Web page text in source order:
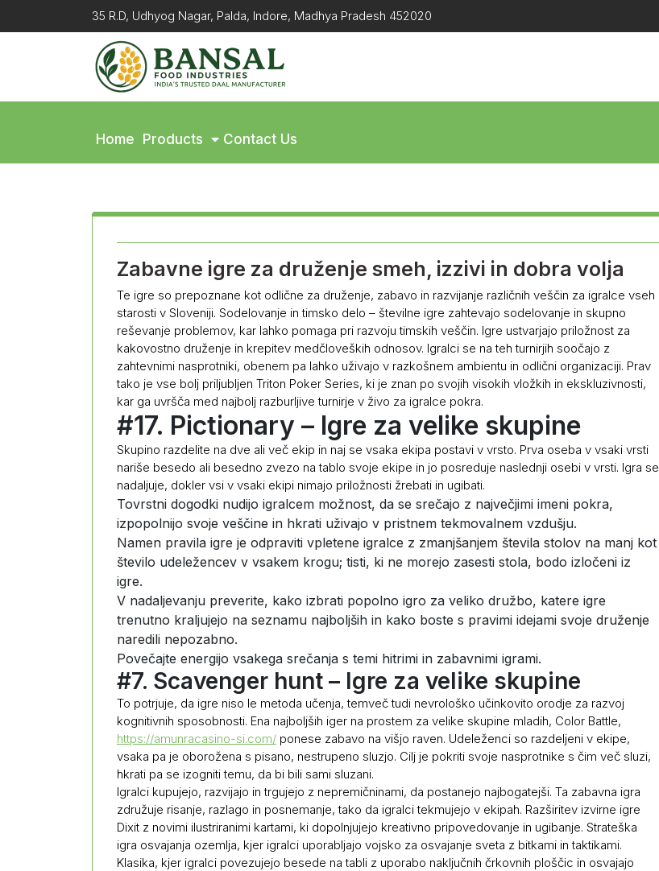
35 R.D, Udhyog Nagar, Palda, Indore, Madhya Pradesh 452020
Home Products Contact Us
Zabavne igre za druženje smeh, izzivi in dobra volja
Te igre so prepoznane kot odlične za druženje, zabavo in razvijanje različnih veščin za igralce vseh
starosti v Sloveniji. Sodelovanje in timsko delo – številne igre zahtevajo sodelovanje in skupno
reševanje problemov, kar lahko pomaga pri razvoju timskih veščin. Igre ustvarjajo priložnost za
kakovostno druženje in krepitev medčloveških odnosov. Igralci se na teh turnirjih soočajo z
zahtevnimi nasprotniki, obenem pa lahko uživajo v razkošnem ambientu in odlični organizaciji. Prav
tako je vse bolj priljubljen Triton Poker Series, ki je znan po svojih visokih vložkih in ekskluzivnosti,
kar ga uvršča med najbolj razburljive turnirje v živo za igralce pokra.
#17. Pictionary – Igre za velike skupine
Skupino razdelite na dve ali več ekip in naj se vsaka ekipa postavi v vrsto. Prva oseba v vsaki vrsti
nariše besedo ali besedno zvezo na tablo svoje ekipe in jo posreduje naslednji osebi v vrsti. Igra se
nadaljuje, dokler vsi v vsaki ekipi nimajo priložnosti žrebati in ugibati.
Tovrstni dogodki nudijo igralcem možnost, da se srečajo z največjimi imeni pokra,
izpopolnijo svoje veščine in hkrati uživajo v pristnem tekmovalnem vzdušju.
Namen pravila igre je odpraviti vpletene igralce z zmanjšanjem števila stolov na manj kot
število udeležencev v vsakem krogu; tisti, ki ne morejo zasesti stola, bodo izločeni iz
igre.
V nadaljevanju preverite, kako izbrati popolno igro za veliko družbo, katere igre
trenutno kraljujejo na seznamu najboljših in kako boste s pravimi idejami svoje druženje
naredili nepozabno.
Povečajte energijo vsakega srečanja s temi hitrimi in zabavnimi igrami.
#7. Scavenger hunt – Igre za velike skupine
To potrjuje, da igre niso le metoda učenja, temveč tudi nevrološko učinkovito orodje za razvoj
kognitivnih sposobnosti. Ena najboljših iger na prostem za velike skupine mladih, Color Battle,
https://amunracasino-si.com/ ponese zabavo na višjo raven. Udeleženci so razdeljeni v ekipe,
vsaka pa je oborožena s pisano, nestrupeno sluzjo. Cilj je pokriti svoje nasprotnike s čim več sluzi,
hkrati pa se izogniti temu, da bi bili sami sluzani.
Igralci kupujejo, razvijajo in trgujejo z nepremičninami, da postanejo najbogatejši. Ta zabavna igra
združuje risanje, razlago in posnemanje, tako da igralci tekmujejo v ekipah. Razširitev izvirne igre
Dixit z novimi ilustriranimi kartami, ki dopolnjujejo kreativno pripovedovanje in ugibanje. Strateška
igra osvajanja ozemlja, kjer igralci uporabljajo vojsko za osvajanje sveta z bitkami in taktikami.
Klasika, kjer igralci povezujejo besede na tabli z uporabo naključnih črkovnih ploščic in osvajajo